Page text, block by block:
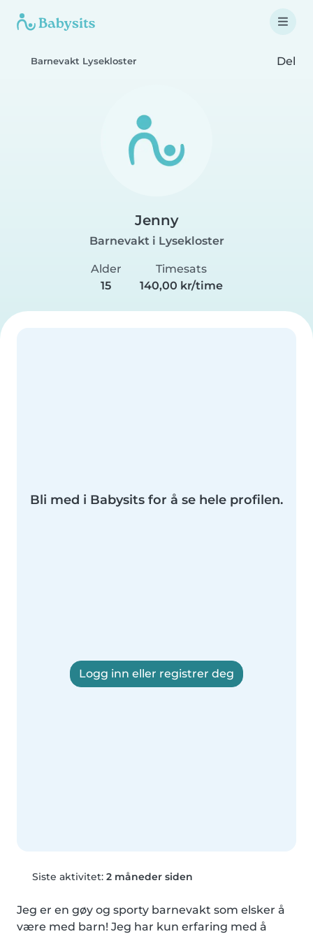
Barnevakt Lysekloster Del
Jenny
Barnevakt i Lysekloster
Alder
15
Timesats
140,00 kr/time
Bli med i Babysits for å se hele profilen.
Logg inn eller registrer deg
Siste aktivitet: 2 måneder siden
Jeg er en gøy og sporty barnevakt som elsker å
være med barn! Jeg har kun erfaring med å